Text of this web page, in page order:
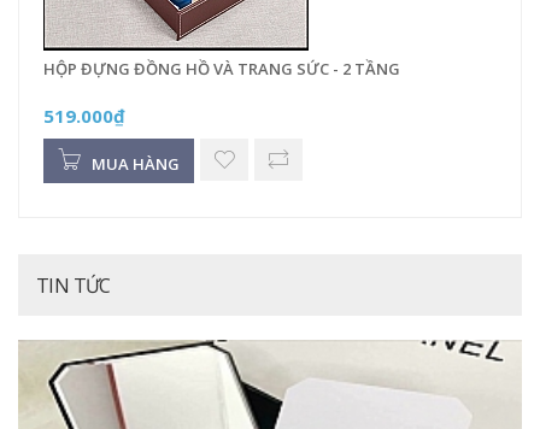
HỘP ĐỰNG ĐỒNG HỒ VÀ TRANG SỨC - 2 TẦNG
519.000₫
MUA HÀNG
TIN TỨC